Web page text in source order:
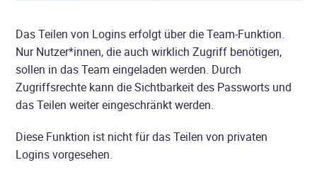
Das Teilen von Logins erfolgt über die Team-Funktion.
Nur Nutzer*innen, die auch wirklich Zugriff benötigen,
sollen in das Team eingeladen werden. Durch
Zugriffsrechte kann die Sichtbarkeit des Passworts und
das Teilen weiter eingeschränkt werden.
Diese Funktion ist nicht für das Teilen von privaten
Logins vorgesehen.